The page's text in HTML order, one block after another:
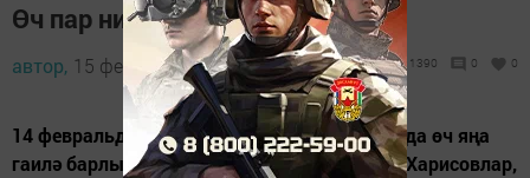
Өч пар никахларын теркәде
автор, 15 февраль 2012 - 05:16 1390 0 0
14 февральдә - Гашыйклар көнендә - районда өч яңа
гаилә барлыкка килде. Эльвира һәм Фәнил Харисовлар,